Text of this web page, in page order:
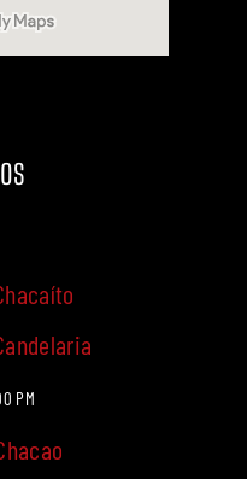
PM